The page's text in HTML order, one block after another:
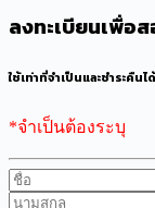
ลงทะเบียนเพื่อ
ใช้เท่าที่จำเป็นและชำระคืน
*จำเป็นต้องระบุ